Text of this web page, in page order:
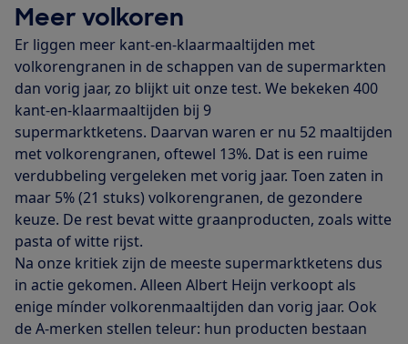
Meer volkoren
Er liggen meer kant-en-klaarmaaltijden met
volkorengranen in de schappen van de supermarkten
dan vorig jaar, zo blijkt uit onze test. We bekeken 400
kant-en-klaarmaaltijden bij 9
supermarktketens. Daarvan waren er nu 52 maaltijden
met volkorengranen, oftewel 13%. Dat is een ruime
verdubbeling vergeleken met vorig jaar. Toen zaten in
maar 5% (21 stuks) volkorengranen, de gezondere
keuze. De rest bevat witte graanproducten, zoals witte
pasta of witte rijst.
Na onze kritiek zijn de meeste supermarktketens dus
in actie gekomen. Alleen Albert Heijn verkoopt als
enige mínder volkorenmaaltijden dan vorig jaar. Ook
de A-merken stellen teleur: hun producten bestaan